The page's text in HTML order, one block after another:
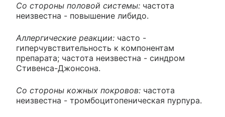
Со стороны половой системы: частота
неизвестна - повышение либидо.
Аллергические реакции: часто -
гиперчувствительность к компонентам
препарата; частота неизвестна - синдром
Стивенса-Джонсона.
Со стороны кожных покровов: частота
неизвестна - тромбоцитопеническая пурпура.